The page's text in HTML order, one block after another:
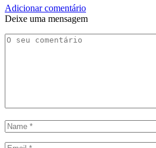
Adicionar comentário
Deixe uma mensagem